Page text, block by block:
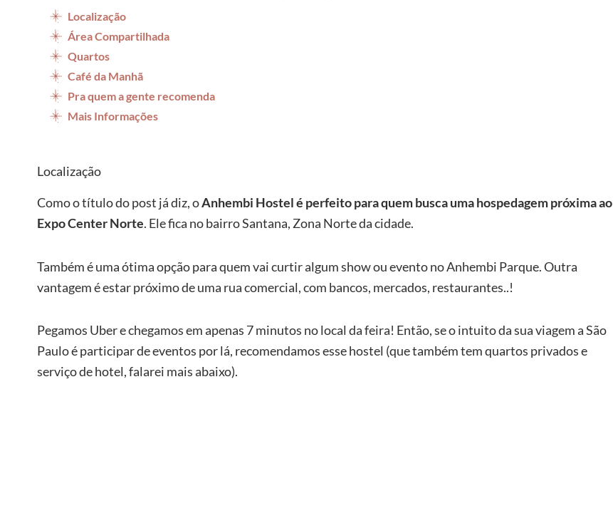
Localização
Área Compartilhada
Quartos
Café da Manhã
Pra quem a gente recomenda
Mais Informações
Localização
Como o título do post já diz, oAnhembi Hostel é perfeito para quem busca uma hospedagem próxima ao
Expo Center Norte. Ele fica no bairro Santana, Zona Norte da cidade.
Também é uma ótima opção para quem vai curtir algum show ou evento no Anhembi Parque. Outra
vantagem é estar próximo de uma rua comercial, com bancos, mercados, restaurantes..!
Pegamos Uber e chegamos em apenas 7 minutos no local da feira! Então, se o intuito da sua viagem a São
Paulo é participar de eventos por lá, recomendamos esse hostel (que também tem quartos privados e
serviço de hotel, falarei mais abaixo).